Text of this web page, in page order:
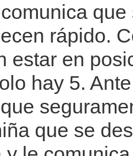
rápido.
estar en
hay 5.
que se